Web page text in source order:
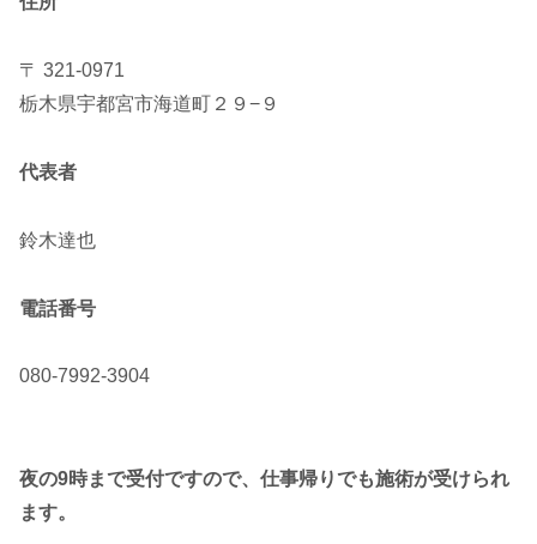
〒 321-0971
栃木県宇都宮市海道町２９−９
代表者
鈴木達也
電話番号
080-7992-3904
夜の9時まで受付ですので、仕事帰りでも施術が受けられ
ます。